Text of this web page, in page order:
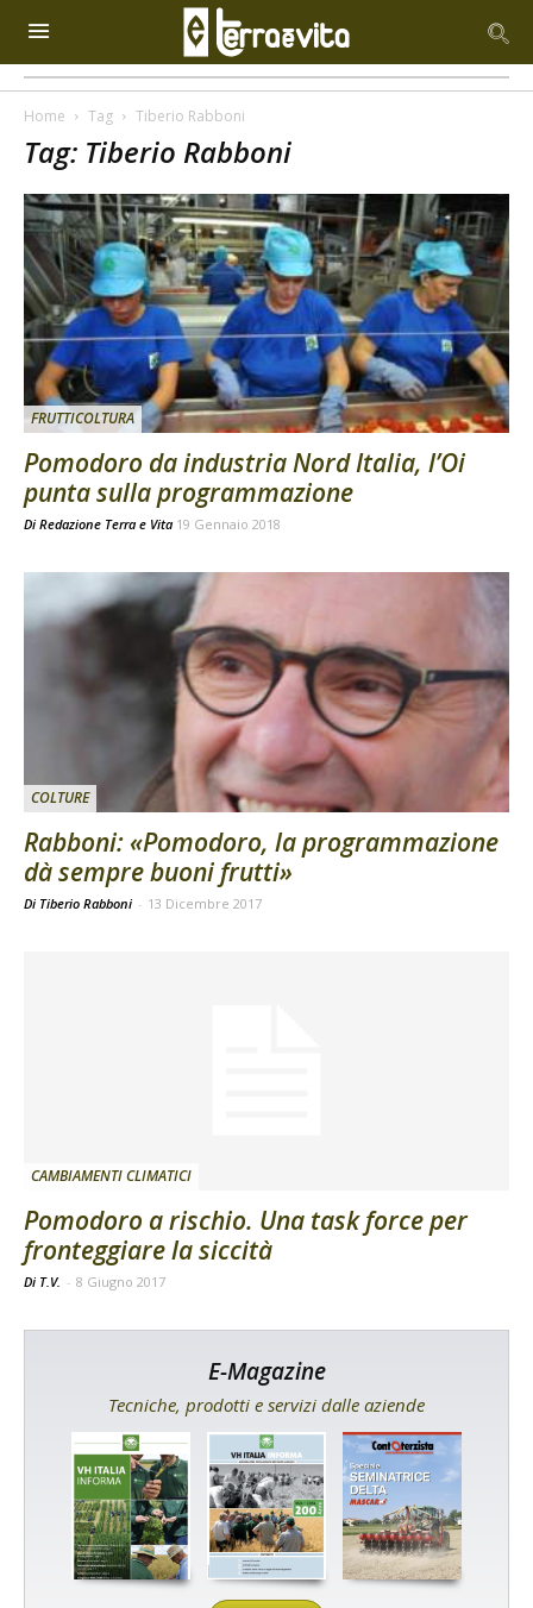
Home Tag Tiberio Rabboni
Tag: Tiberio Rabboni
FRUTTICOLTURA
Pomodoro da industria Nord Italia, l’Oi
punta sulla programmazione
Di Redazione Terra e Vita 19 Gennaio 2018
COLTURE
Rabboni: «Pomodoro, la programmazione
dà sempre buoni frutti»
Di Tiberio Rabboni - 13 Dicembre 2017
CAMBIAMENTI CLIMATICI
Pomodoro a rischio. Una task force per
fronteggiare la siccità
Di T.V. - 8 Giugno 2017
E-Magazine
Tecniche, prodotti e servizi dalle aziende